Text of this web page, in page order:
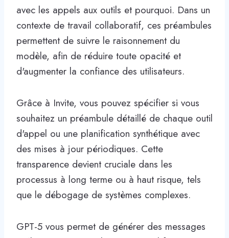
avec les appels aux outils et pourquoi. Dans un
contexte de travail collaboratif, ces préambules
permettent de suivre le raisonnement du
modèle, afin de réduire toute opacité et
d'augmenter la confiance des utilisateurs.
Grâce à Invite, vous pouvez spécifier si vous
souhaitez un préambule détaillé de chaque outil
d'appel ou une planification synthétique avec
des mises à jour périodiques. Cette
transparence devient cruciale dans les
processus à long terme ou à haut risque, tels
que le débogage de systèmes complexes.
GPT-5 vous permet de générer des messages